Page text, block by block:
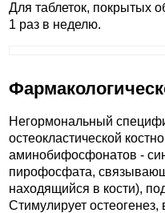
Для таблеток, покрытых
1 раз в неделю.
Негормональный
остеокластической
аминобифосфонатов -
пирофосфата,
находящийся в кости),
Стимулирует остеогенез,